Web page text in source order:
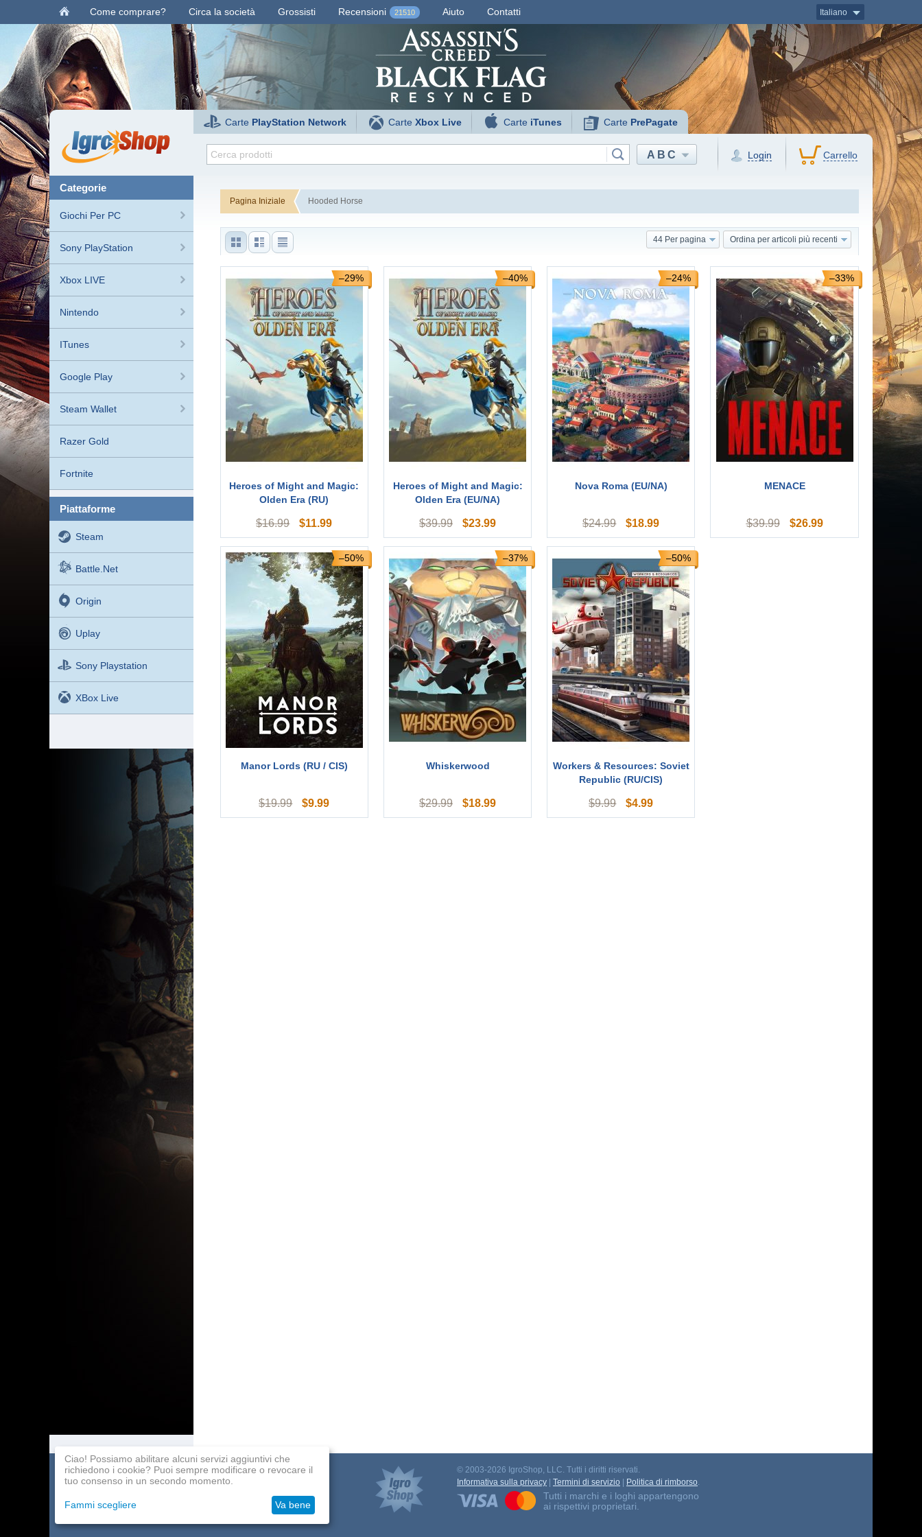
Come comprare? Circa la società Grossisti Recensioni 21510 Aiuto Contatti Italiano
Carte PlayStation Network CarteXbox Live Carte iTunes Carte PrePagate
ABC Login Carrello
categorie
Giochi Per PC
Sony PlayStation
Xbox LIVE
Nintendo
ITunes
Google Play
Steam Wallet
Razer Gold
Fortnite
piattaforme
Steam
Battle.net
Origin
Uplay
Sony Playstation
XBox Live
Pagina Iniziale Hooded Horse
Ordina per articoli più recenti
44 Per pagina
–29%
Heroes of Might and Magic:
Olden Era (RU)
$16.99 $11.99
–40%
Heroes of Might and Magic:
Olden Era (EU/NA)
$39.99 $23.99
–24%
Nova Roma (EU/NA)
$24.99 $18.99
–33%
MENACE
$39.99 $26.99
–50%
Manor Lords (RU / CIS)
$19.99 $9.99
–37%
Whiskerwood
$29.99 $18.99
–50%
Workers & Resources: Soviet
Republic (RU/CIS)
$9.99 $4.99
Catalogo dei giochi
Pagamento
© 2003-2026 IgroShop, LLC. Tutti i diritti riservati.
Informativa sulla privacy
Termini di servizio Politica di rimborso.
Tutti i marchi e i loghi appartengono
ai rispettivi proprietari.
Ciao! Possiamo abilitare alcuni servizi aggiuntivi che
richiedono i cookie? Puoi sempre modificare o revocare il
tuo consenso in un secondo momento.
Fammi scegliere Va bene